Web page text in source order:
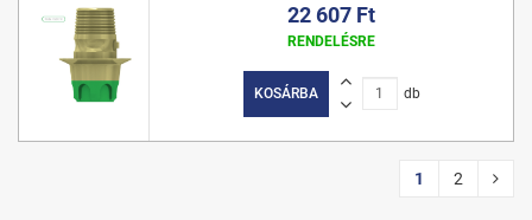
22 607 Ft
RENDELÉSRE
KOSÁRBA db
1 2